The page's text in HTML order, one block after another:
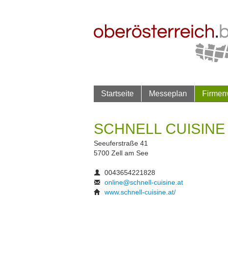
Startseite Messeplan
SCHNELL
Seeuferstraße 41
5700 Zell am See
0043654221828
online@schnell-cuisine.at
www.schnell-cuisine.at/